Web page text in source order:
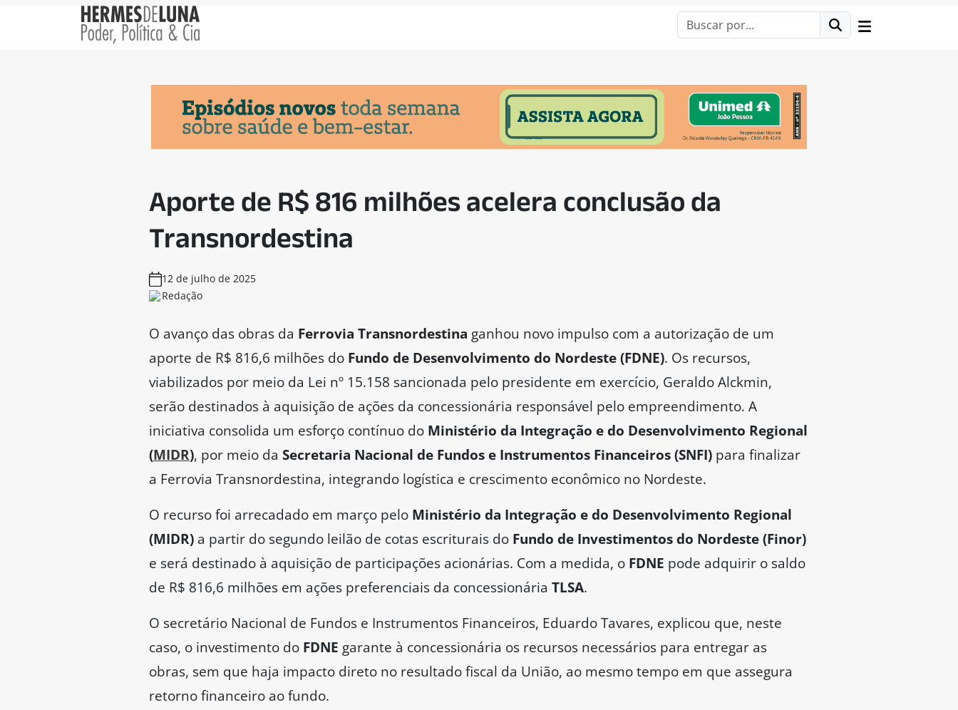
Aporte de R$ 816 milhões acelera conclusão da
Transnordestina
12 de julho de 2025
Redação
O avanço das obras da Ferrovia Transnordestina ganhou novo impulso com a autorização de um
aporte de R$ 816,6 milhões do Fundo de Desenvolvimento do Nordeste (FDNE). Os recursos,
viabilizados por meio da Lei nº 15.158 sancionada pelo presidente em exercício, Geraldo Alckmin,
serão destinados à aquisição de ações da concessionária responsável pelo empreendimento. A
iniciativa consolida um esforço contínuo do Ministério da Integração e do Desenvolvimento Regional
(MIDR), por meio da Secretaria Nacional de Fundos e Instrumentos Financeiros (SNFI) para finalizar
a Ferrovia Transnordestina, integrando logística e crescimento econômico no Nordeste.
O recurso foi arrecadado em março pelo Ministério da Integração e do Desenvolvimento Regional
(MIDR) a partir do segundo leilão de cotas escriturais do Fundo de Investimentos do Nordeste (Finor)
e será destinado à aquisição de participações acionárias. Com a medida, o FDNE pode adquirir o saldo
de R$ 816,6 milhões em ações preferenciais da concessionária TLSA.
O secretário Nacional de Fundos e Instrumentos Financeiros, Eduardo Tavares, explicou que, neste
caso, o investimento do FDNE garante à concessionária os recursos necessários para entregar as
obras, sem que haja impacto direto no resultado fiscal da União, ao mesmo tempo em que assegura
retorno financeiro ao fundo.